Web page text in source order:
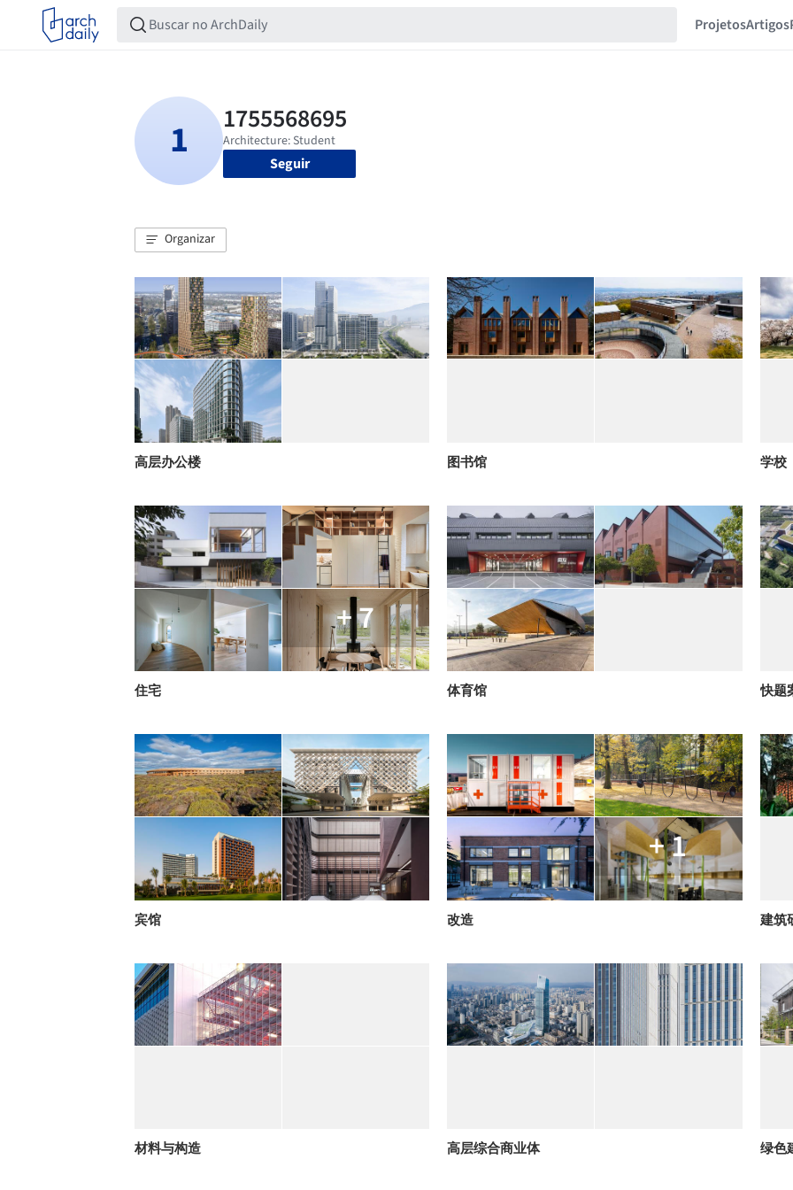
ProjetosArtigos
Seguir
Organizar
高层办公楼 图书馆 学校
+ 7
住宅 体育馆 快题
宾馆
+ 1
改造 建筑
材料与构造 高层综合商业体 绿色